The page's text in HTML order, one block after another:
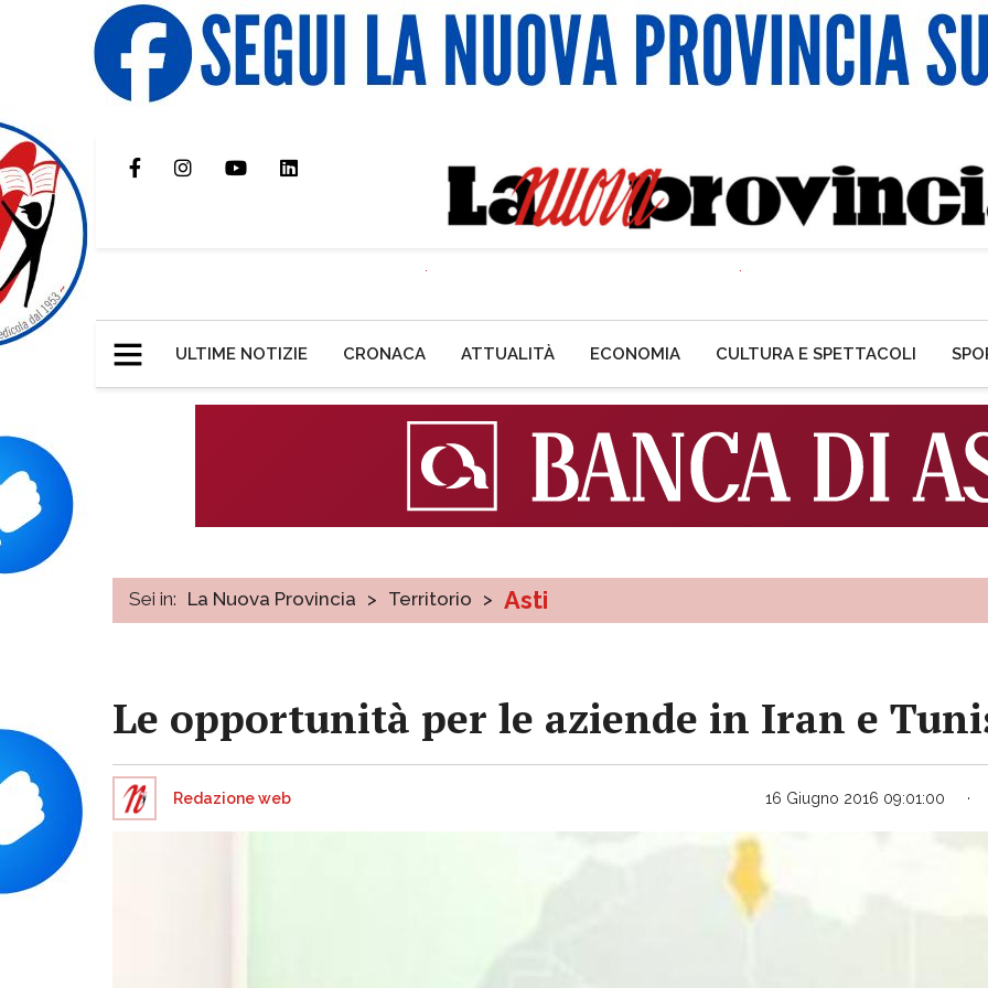
ULTIME NOTIZIE CRONACA ATTUALITÀ ECONOMIA CULTURA E SPETTACOLI
Sei in: La Nuova Provincia > Territorio > Asti
Le opportunità per le aziende in Iran e
Redazione web 16 Giugno 2016 09:01:00